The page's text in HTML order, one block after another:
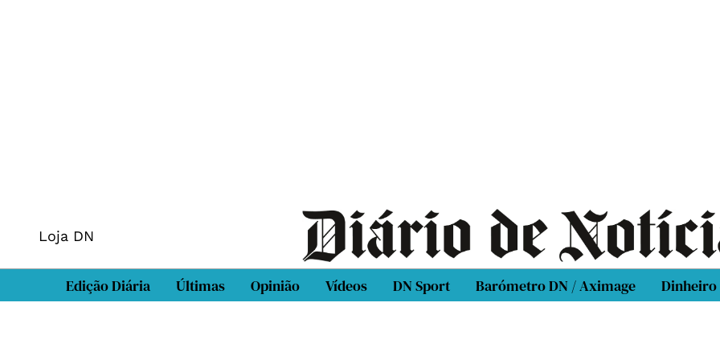
Loja DN
Edição Diária Últimas Opinião Vídeos DN Sport Barómetro DN / Aximage Dinheiro